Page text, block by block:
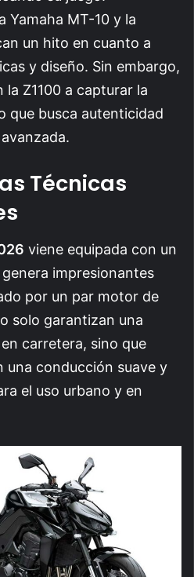
Yamaha MT-10 y la
un hito en cuanto a
y diseño. Sin embargo,
Z1100 a capturar la
que busca autenticidad
Técnicas
viene equipada con un
impresionantes
por un par motor de
solo garantizan una
carretera, sino que
conducción suave y
el uso urbano y en